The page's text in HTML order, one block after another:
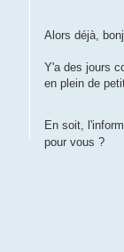
Alors déjà,
Y'a des jours
en plein de
En soit,
pour vous ?